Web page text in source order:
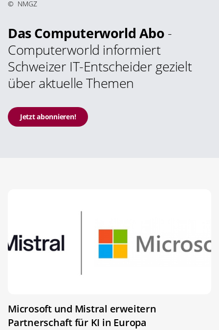
© NMGZ
Das Computerworld Abo -
Computerworld informiert
Schweizer IT-Entscheider gezielt
über aktuelle Themen
Jetzt abonnieren!
Microsoft und Mistral erweitern
Partnerschaft für KI in Europa